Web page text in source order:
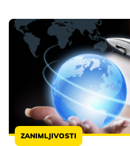
ZANIMLJIVOSTI